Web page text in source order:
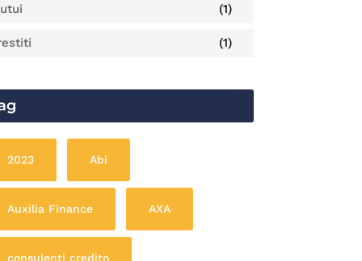
(1)
(1)
2023 Abi
Auxilia Finance AXA
consulenti credito